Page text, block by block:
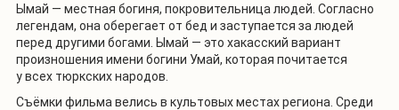
Ымай — местная богиня, покровительница людей. Согласно
легендам, она оберегает от бед и заступается за людей
перед другими богами. Ымай — это хакасский вариант
произношения имени богини Умай, которая почитается
у всех тюркских народов.
Съёмки фильма велись в культовых местах региона. Среди